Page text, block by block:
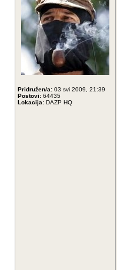
Pridružen/a: 03 svi 2009, 21:39
Postovi: 64435
Lokacija: DAZP HQ